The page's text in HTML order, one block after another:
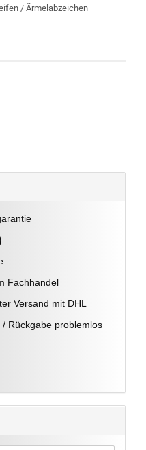
/ Ärmelabzeichen
Fachhandel
Versand mit DHL
Rückgabe problemlos